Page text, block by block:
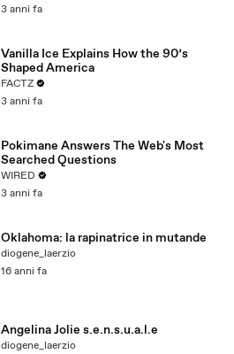
3 anni fa
Vanilla Ice Explains How the 90’s
Shaped America
FACTZ
3 anni fa
Pokimane Answers The Web's Most
Searched Questions
WIRED
3 anni fa
Oklahoma: la rapinatrice in mutande
diogene_laerzio
16 anni fa
Angelina Jolie s.e.n.s.u.a.l.e
diogene_laerzio